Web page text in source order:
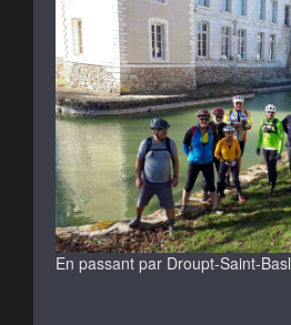
En passant par Droupt-Saint-